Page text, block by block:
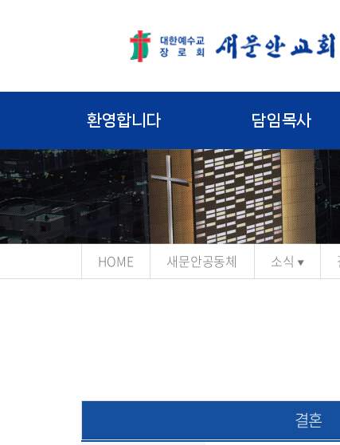
환영합니다 담임목사
HOME 새문안공동체 소식
결혼